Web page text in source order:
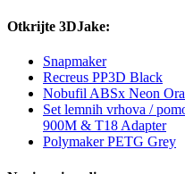
Otkrijte 3DJake:
Snapmaker
Recreus PP3D Black
Nobufil ABSx Neon
Set lemnih vrhova /
900M & T18 Adapter
Polymaker PETG Grey